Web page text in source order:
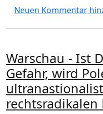
Neuen Kommentar
Warschau - Ist
Gefahr, wird
rechtsradikalen